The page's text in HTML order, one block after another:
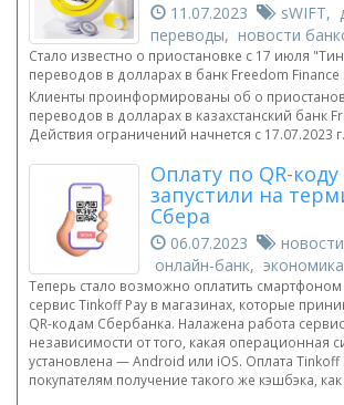
11.07.2023
sWIFT,
переводы, новости
Стало известно о приостановке с 17 июля
переводов в долларах в банк Freedom Finance
Клиенты проинформированы об о
переводов в долларах в казахстанский банк
Действия ограничений начнется с 17.07.2023 г.
Оплату по QR-
запустили на
Сбера
06.07.2023
новости
онлайн-банк, экономика
Теперь стало возможно оплатить смартфоном
сервис Tinkoff Pay в магазинах, которые
QR-кодам Сбербанка. Налажена работа
независимости от того, какая операционная
установлена — Android или iOS. Оплата Tinkoff
покупателям получение такого же кэшбэка,